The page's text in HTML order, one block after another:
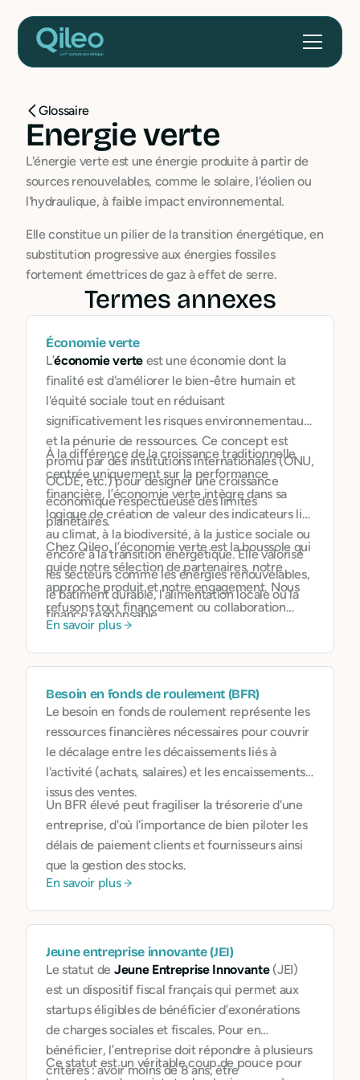
Glossaire
Energie verte
L'énergie verte est une énergie produite à partir de
sources renouvelables, comme le solaire, l'éolien ou
l'hydraulique, à faible impact environnemental.
Elle constitue un pilier de la transition énergétique, en
substitution progressive aux énergies fossiles
fortement émettrices de gaz à effet de serre.
Termes annexes
Économie verte
L’économie verteest une économie dont la
finalité est d'améliorer le bien-être humain et
l'équité sociale tout en réduisant
significativement les risques environnementaux
et la pénurie de ressources. Ce concept est
promu par des institutions internationales (ONU,
OCDE, etc.) pour désigner une croissance
économique respectueuse des limites
planétaires.
À la différence de la croissance traditionnelle
centrée uniquement sur la performance
financière, l’économie verte intègre dans sa
logique de création de valeur des indicateurs liés
au climat, à la biodiversité, à la justice sociale ou
encore à la transition énergétique. Elle valorise
les secteurs comme les énergies renouvelables,
le bâtiment durable, l’alimentation locale ou la
finance responsable.
Chez Qileo, l’économie verte est la boussole qui
guide notre sélection de partenaires, notre
approche produit et notre engagement. Nous
refusons tout financement ou collaboration
avec des acteurs nuisibles à l’environnement
encourageons l’orientation de l’épargne et des
flux financiers vers des projets bénéfiques.
En savoir plus
Besoin en fonds de roulement (BFR)
Le besoin en fonds de roulement représente les
ressources financières nécessaires pour couvrir
le décalage entre les décaissements liés à
l'activité (achats, salaires) et les encaissements
issus des ventes.
Un BFR élevé peut fragiliser la trésorerie d'une
entreprise, d'où l'importance de bien piloter les
délais de paiement clients et fournisseurs ainsi
que la gestion des stocks.
En savoir plus
Jeune entreprise innovante (JEI)
Le statut de Jeune Entreprise Innovante(JEI)
est un dispositif fiscal français qui permet aux
startups éligibles de bénéficier d’exonérations
de charges sociales et fiscales. Pour en
bénéficier, l’entreprise doit répondre à plusieurs
critères : avoir moins de 8 ans, être
Ce statut est un véritable coup de pouce pour